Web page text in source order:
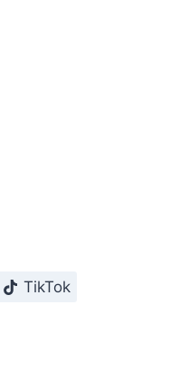
TikTok